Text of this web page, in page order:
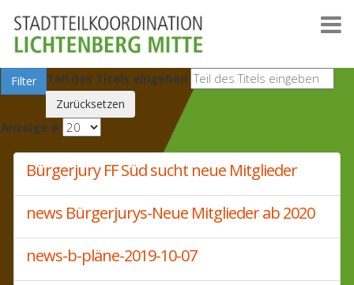
Teil des Titels eingeben
Filter
Zurücksetzen
Anzeige #
Bürgerjury FF Süd sucht neue Mitglieder
news Bürgerjurys-Neue Mitglieder ab 2020
news-b-pläne-2019-10-07